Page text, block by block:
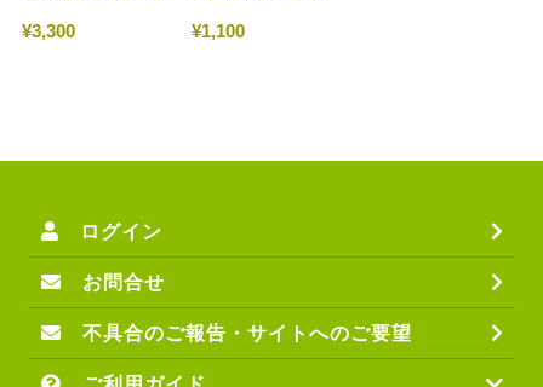
No.31
¥3,300 ¥1,100
ログイン
お問合せ
不具合のご報告・サイトへのご要望